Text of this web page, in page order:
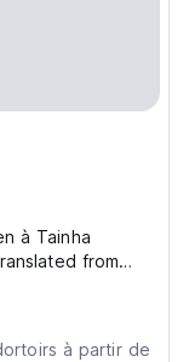
à Tainha
from
à partir de